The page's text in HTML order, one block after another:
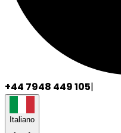
+44 7948 449 105|
Italiano